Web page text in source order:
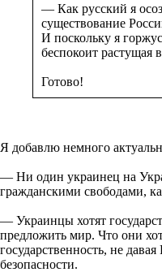
— Как русский я
существование
И поскольку я
беспокоит растущая
Готово!
Я добавлю немного
— Ни один украинец на
гражданскими свободами,
— Украинцы хотят
предложить мир. Что они
государственность, не
безопасности.